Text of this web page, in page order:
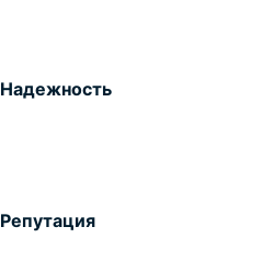
Надежность
Репутация